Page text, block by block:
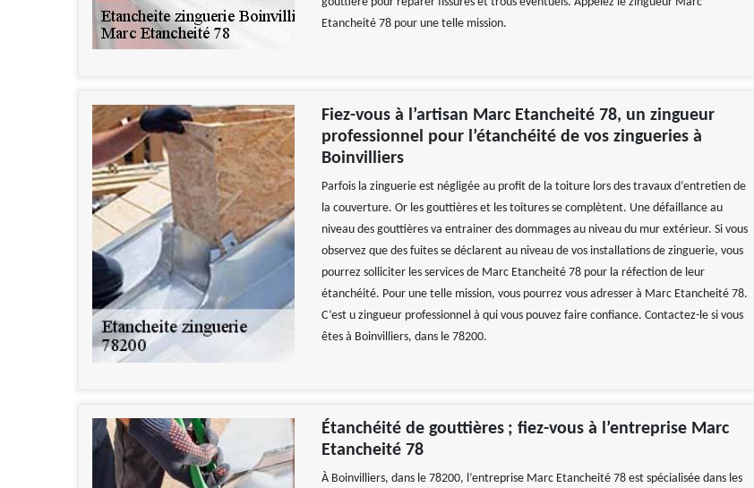
Etancheité 78 pour une telle mission.
Fiez-vous à l’artisan Marc Etancheité 78, un zingueur
professionnel pour l’étanchéité de vos zingueries à
Boinvilliers
Parfois la zinguerie est négligée au profit de la toiture lors des travaux d’entretien de
la couverture. Or les gouttières et les toitures se complètent. Une défaillance au
niveau des gouttières va entrainer des dommages au niveau du mur extérieur. Si vous
observez que des fuites se déclarent au niveau de vos installations de zinguerie, vous
pourrez solliciter les services de Marc Etancheité 78 pour la réfection de leur
étanchéité. Pour une telle mission, vous pourrez vous adresser à Marc Etancheité 78.
C’est u zingueur professionnel à qui vous pouvez faire confiance. Contactez-le si vous
êtes à Boinvilliers, dans le 78200.
Étanchéité de gouttières ; fiez-vous à l’entreprise Marc
Etancheité 78
À Boinvilliers, dans le 78200, l’entreprise Marc Etancheité 78 est spécialisée dans les